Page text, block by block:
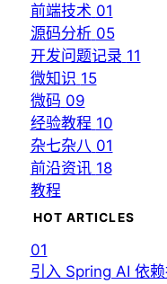
前端技术 01
源码分析 05
开发问题记录 11
微知识 15
微码 09
经验教程 10
杂七杂八 01
前沿资讯 18
教程
HOT ARTICLES
01
引入 Spring AI 依